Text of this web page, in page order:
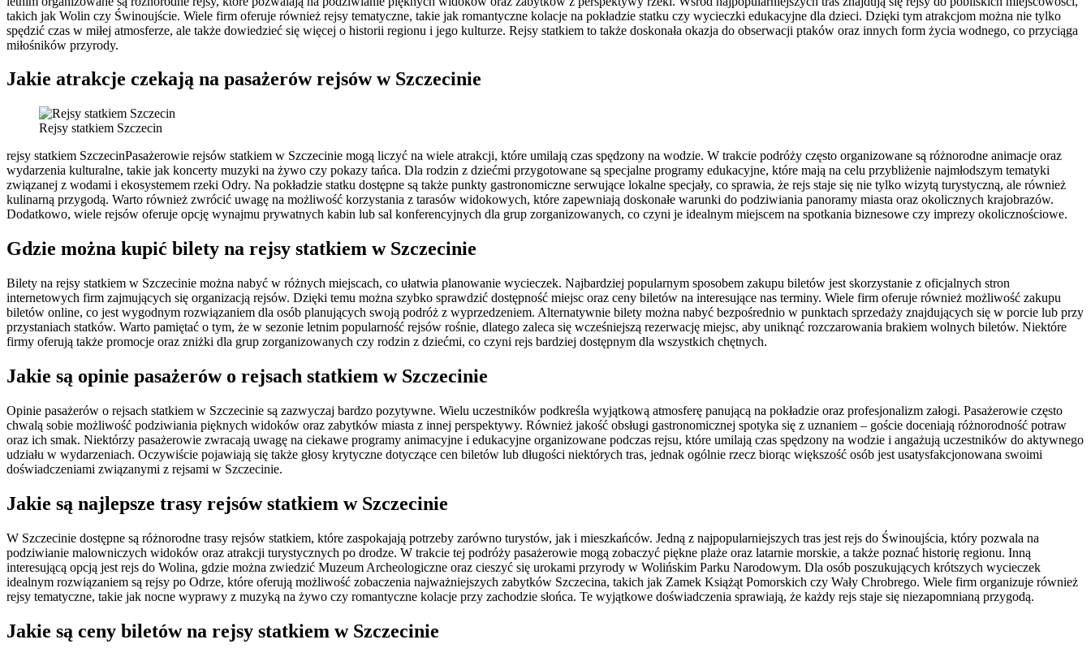
takich jak Wolin czy Świnoujście. Wiele firm oferuje również rejsy tematyczne, takie jak romantyczne kolacje na pokładzie statku czy wycieczki edukacyjne dla dzieci. Dzięki tym atrakcjom można nie tylko
spędzić czas w miłej atmosferze, ale także dowiedzieć się więcej o historii regionu i jego kulturze. Rejsy statkiem to także doskonała okazja do obserwacji ptaków oraz innych form życia wodnego, co przyciąga
miłośników przyrody.
Jakie atrakcje czekają na pasażerów rejsów w Szczecinie
Rejsy statkiem Szczecin
rejsy statkiem SzczecinPasażerowie rejsów statkiem w Szczecinie mogą liczyć na wiele atrakcji, które umilają czas spędzony na wodzie. W trakcie podróży często organizowane są różnorodne animacje oraz
wydarzenia kulturalne, takie jak koncerty muzyki na żywo czy pokazy tańca. Dla rodzin z dziećmi przygotowane są specjalne programy edukacyjne, które mają na celu przybliżenie najmłodszym tematyki
związanej z wodami i ekosystemem rzeki Odry. Na pokładzie statku dostępne są także punkty gastronomiczne serwujące lokalne specjały, co sprawia, że rejs staje się nie tylko wizytą turystyczną, ale również
kulinarną przygodą. Warto również zwrócić uwagę na możliwość korzystania z tarasów widokowych, które zapewniają doskonałe warunki do podziwiania panoramy miasta oraz okolicznych krajobrazów.
Dodatkowo, wiele rejsów oferuje opcję wynajmu prywatnych kabin lub sal konferencyjnych dla grup zorganizowanych, co czyni je idealnym miejscem na spotkania biznesowe czy imprezy okolicznościowe.
Gdzie można kupić bilety na rejsy statkiem w Szczecinie
Bilety na rejsy statkiem w Szczecinie można nabyć w różnych miejscach, co ułatwia planowanie wycieczek. Najbardziej popularnym sposobem zakupu biletów jest skorzystanie z oficjalnych stron
internetowych firm zajmujących się organizacją rejsów. Dzięki temu można szybko sprawdzić dostępność miejsc oraz ceny biletów na interesujące nas terminy. Wiele firm oferuje również możliwość zakupu
biletów online, co jest wygodnym rozwiązaniem dla osób planujących swoją podróż z wyprzedzeniem. Alternatywnie bilety można nabyć bezpośrednio w punktach sprzedaży znajdujących się w porcie lub przy
przystaniach statków. Warto pamiętać o tym, że w sezonie letnim popularność rejsów rośnie, dlatego zaleca się wcześniejszą rezerwację miejsc, aby uniknąć rozczarowania brakiem wolnych biletów. Niektóre
firmy oferują także promocje oraz zniżki dla grup zorganizowanych czy rodzin z dziećmi, co czyni rejs bardziej dostępnym dla wszystkich chętnych.
Jakie są opinie pasażerów o rejsach statkiem w Szczecinie
Opinie pasażerów o rejsach statkiem w Szczecinie są zazwyczaj bardzo pozytywne. Wielu uczestników podkreśla wyjątkową atmosferę panującą na pokładzie oraz profesjonalizm załogi. Pasażerowie często
chwalą sobie możliwość podziwiania pięknych widoków oraz zabytków miasta z innej perspektywy. Również jakość obsługi gastronomicznej spotyka się z uznaniem – goście doceniają różnorodność potraw
oraz ich smak. Niektórzy pasażerowie zwracają uwagę na ciekawe programy animacyjne i edukacyjne organizowane podczas rejsu, które umilają czas spędzony na wodzie i angażują uczestników do aktywnego
udziału w wydarzeniach. Oczywiście pojawiają się także głosy krytyczne dotyczące cen biletów lub długości niektórych tras, jednak ogólnie rzecz biorąc większość osób jest usatysfakcjonowana swoimi
doświadczeniami związanymi z rejsami w Szczecinie.
Jakie są najlepsze trasy rejsów statkiem w Szczecinie
W Szczecinie dostępne są różnorodne trasy rejsów statkiem, które zaspokajają potrzeby zarówno turystów, jak i mieszkańców. Jedną z najpopularniejszych tras jest rejs do Świnoujścia, który pozwala na
podziwianie malowniczych widoków oraz atrakcji turystycznych po drodze. W trakcie tej podróży pasażerowie mogą zobaczyć piękne plaże oraz latarnie morskie, a także poznać historię regionu. Inną
interesującą opcją jest rejs do Wolina, gdzie można zwiedzić Muzeum Archeologiczne oraz cieszyć się urokami przyrody w Wolińskim Parku Narodowym. Dla osób poszukujących krótszych wycieczek
idealnym rozwiązaniem są rejsy po Odrze, które oferują możliwość zobaczenia najważniejszych zabytków Szczecina, takich jak Zamek Książąt Pomorskich czy Wały Chrobrego. Wiele firm organizuje również
rejsy tematyczne, takie jak nocne wyprawy z muzyką na żywo czy romantyczne kolacje przy zachodzie słońca. Te wyjątkowe doświadczenia sprawiają, że każdy rejs staje się niezapomnianą przygodą.
Jakie są ceny biletów na rejsy statkiem w Szczecinie